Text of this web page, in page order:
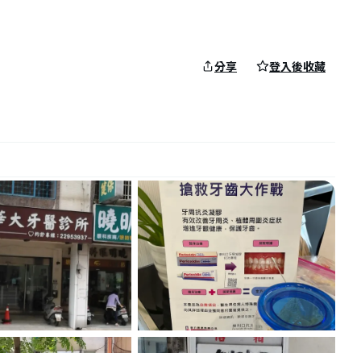
分享 登入後收藏